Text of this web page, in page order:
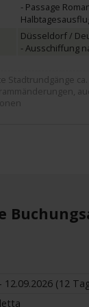
- Passage
Düsseldorf /
- Ausschiffung
ca.
12.09.2026 (12